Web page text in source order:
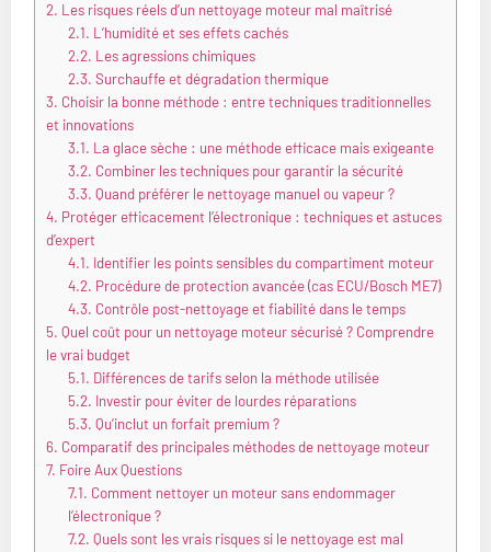
2. Les risques réels d’un nettoyage moteur mal maîtrisé
2.1. L’humidité et ses effets cachés
2.2. Les agressions chimiques
2.3. Surchauffe et dégradation thermique
3. Choisir la bonne méthode : entre techniques traditionnelles
et innovations
3.1. La glace sèche : une méthode efficace mais exigeante
3.2. Combiner les techniques pour garantir la sécurité
3.3. Quand préférer le nettoyage manuel ou vapeur ?
4. Protéger efficacement l’électronique : techniques et astuces
d’expert
4.1. Identifier les points sensibles du compartiment moteur
4.2. Procédure de protection avancée (cas ECU/Bosch ME7)
4.3. Contrôle post-nettoyage et fiabilité dans le temps
5. Quel coût pour un nettoyage moteur sécurisé ? Comprendre
le vrai budget
5.1. Différences de tarifs selon la méthode utilisée
5.2. Investir pour éviter de lourdes réparations
5.3. Qu’inclut un forfait premium ?
6. Comparatif des principales méthodes de nettoyage moteur
7. Foire Aux Questions
7.1. Comment nettoyer un moteur sans endommager
l’électronique ?
7.2. Quels sont les vrais risques si le nettoyage est mal